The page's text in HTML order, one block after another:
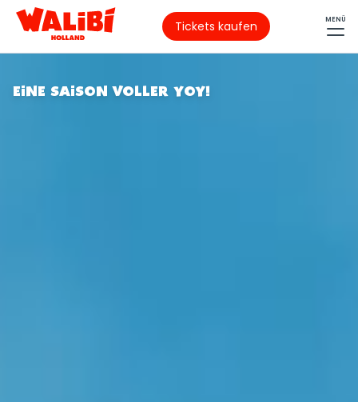
Tickets kaufen MENÜ
EINE SAISON VOLLER YOY!